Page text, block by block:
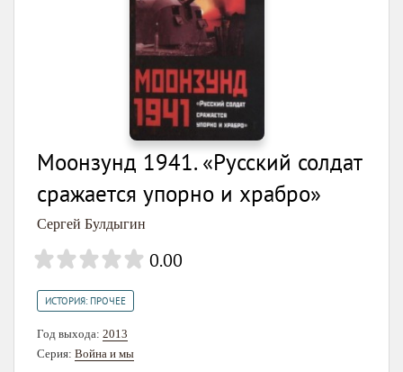
Моонзунд 1941. «Русский солдат
сражается упорно и храбро»
Сергей Булдыгин
0.00
ИСТОРИЯ: ПРОЧЕЕ
Год выхода: 2013
Серия: Война и мы